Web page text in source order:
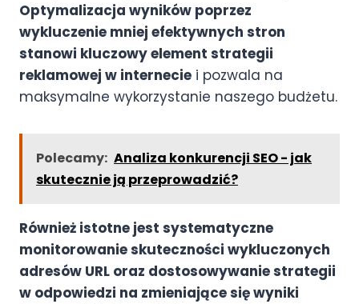
Optymalizacja wyników poprzez
wykluczenie mniej efektywnych stron
stanowi kluczowy element strategii
reklamowej w internecie i pozwala na
maksymalne wykorzystanie naszego budżetu.
Polecamy: Analiza konkurencji SEO - jak
skutecznie ją przeprowadzić?
Również istotne jest systematyczne
monitorowanie skuteczności wykluczonych
adresów URL oraz dostosowywanie strategii
w odpowiedzi na zmieniające się wyniki